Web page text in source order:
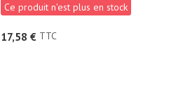
Ce produit n'est plus en stock
17,58 € TTC